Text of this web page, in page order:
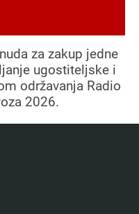
za zakup jedne
ugostiteljske i
održavanja Radio
2026.